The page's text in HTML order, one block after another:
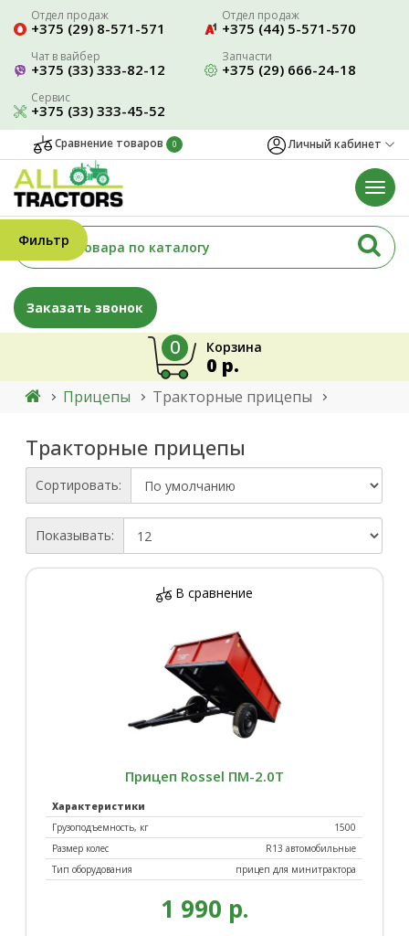
Отдел продаж
+375 (29) 8-571-571
Отдел продаж
+375 (44) 5-571-570
Чат в вайбер
+375 (33) 333-82-12
Запчасти
+375 (29) 666-24-18
Сервис
+375 (33) 333-45-52
Сравнение товаров 0 Личный кабинет
Заказать звонок
Корзина
0
0 р.
Прицепы Тракторные прицепы
Тракторные прицепы
Сортировать:
Показывать:
В сравнение
Прицеп Rossel ПМ-2.0Т
Характеристики
Грузоподъемность, кг
1500
Размер колес
R13 автомобильные
Тип оборудования
прицеп для минитрактора
1 990 р.
Фильтр